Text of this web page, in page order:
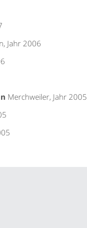
Jahr 2006
Merchweiler, Jahr 2005